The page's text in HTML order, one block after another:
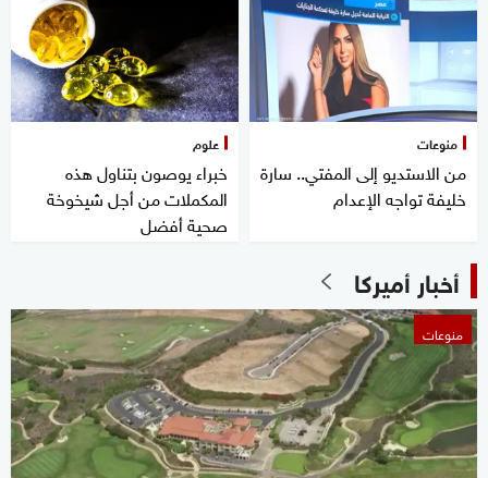
منوعات
من الاستديو إلى المفتي.. سارة
خليفة تواجه الإعدام
علوم
خبراء يوصون بتناول هذه
المكملات من أجل شيخوخة
صحية أفضل
أخبار أميركا
منوعات